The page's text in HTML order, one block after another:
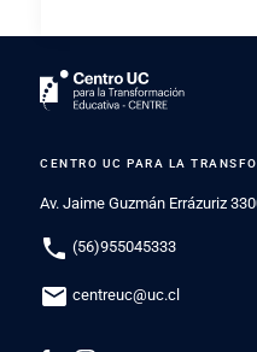
CENTRO UC PARA LA
Av. Jaime Guzmán Errázuriz
phone (56)955045333
mail centreuc@uc.cl